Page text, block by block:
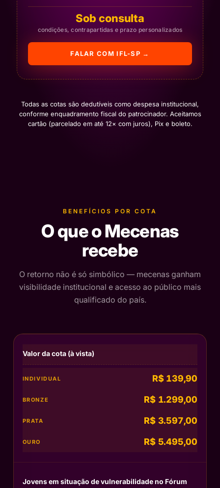
Sob consulta
condições, contrapartidas e prazo personalizados
FALAR COM IFL-SP →
Todas as cotas são dedutíveis como despesa institucional,
conforme enquadramento fiscal do patrocinador. Aceitamos
cartão (parcelado em até 12× com juros), Pix e boleto.
BENEFÍCIOS POR COTA
O que o Mecenas
recebe
O retorno não é só simbólico — mecenas ganham
visibilidade institucional e acesso ao público mais
qualificado do país.
Valor da cota (à vista)
R$ 139,90
R$ 1.299,00
R$ 3.597,00
R$ 5.495,00
Jovens em situação de vulnerabilidade no Fórum